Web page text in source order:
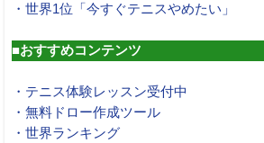
・世界1位「今すぐテニスやめたい」
■おすすめコンテンツ
・テニス体験レッスン受付中
・無料ドロー作成ツール
・世界ランキング